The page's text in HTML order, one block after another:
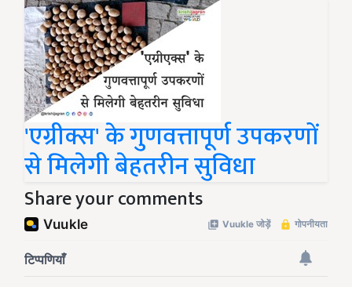
'एग्रीक्स' के गुणवत्तापूर्ण उपकरणों
से मिलेगी बेहतरीन सुविधा
Share your comments